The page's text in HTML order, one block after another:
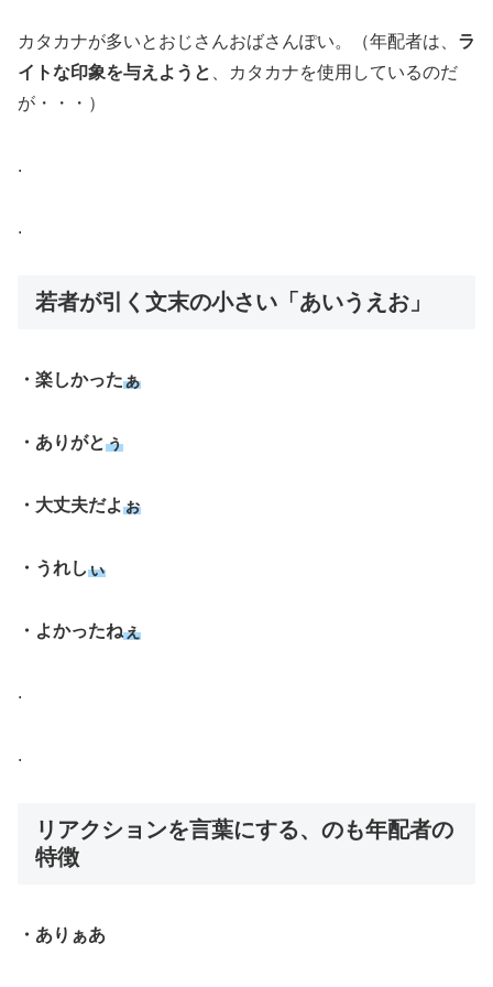
カタカナが多いとおじさんおばさんぽい。（年配者は、 ラ
イトな印象を与えようと
、カタカナを使用しているのだ
が・・・）
.
.
若者が引く文末の小さい「あいうえお」
・楽しかったぁ
・ありがとぅ
・大丈夫だよぉ
・うれしぃ
・よかったねぇ
.
.
リアクションを言葉にする、のも年配者の
特徴
・ありぁあ